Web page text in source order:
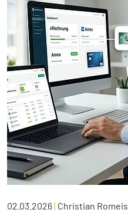
02.03.2026| Christian Romeis